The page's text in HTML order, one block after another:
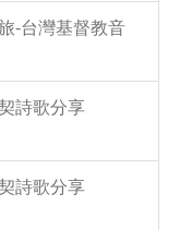
-台灣基督教音
詩歌分享
詩歌分享